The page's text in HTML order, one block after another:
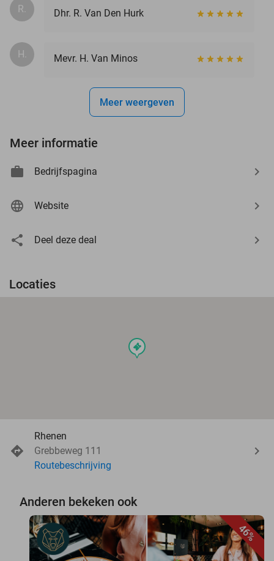
R. Dhr. R. Van Den Hurk
H. Mevr. H. Van Minos
Meer weergeven
Meer informatie
Bedrijfspagina
Website
Deel deze deal
Locaties
events
Rhenen
Grebbeweg 111
Routebeschrijving
Anderen bekeken ook
46%